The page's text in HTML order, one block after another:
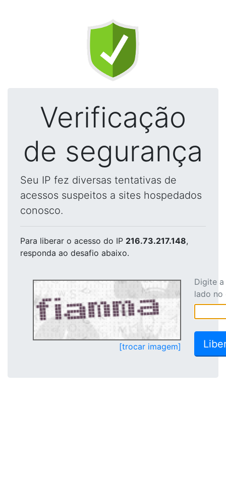
Verificação
de segurança
Seu IP fez diversas tentativas de
acessos suspeitos a sites hospedados
conosco.
Para liberar o acesso do IP 216.73.217.148,
responda ao desafio abaixo.
[trocar imagem]
Digite
lado no